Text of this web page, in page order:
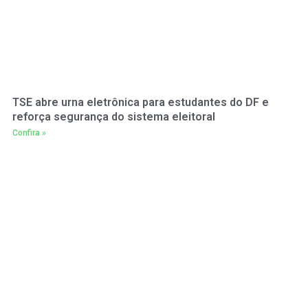
TSE abre urna eletrônica para estudantes do DF e
reforça segurança do sistema eleitoral
Confira »